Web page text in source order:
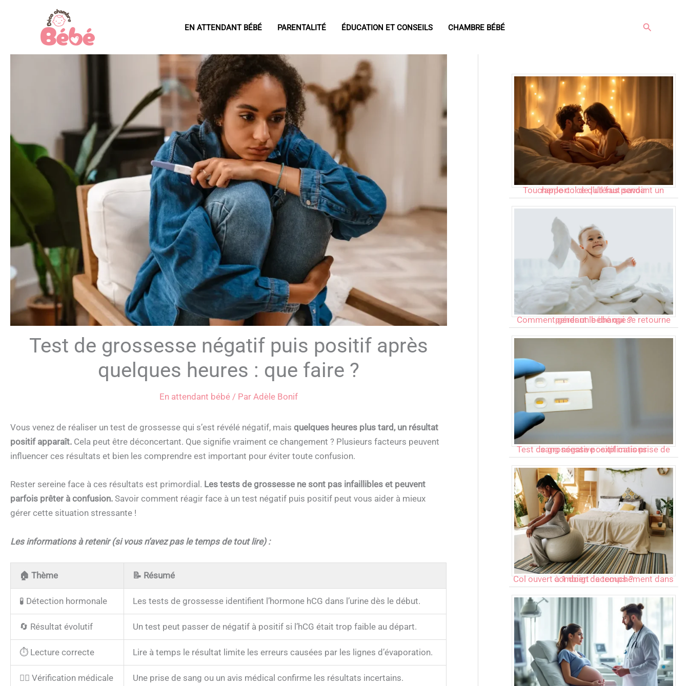
EN ATTENDANT BÉBÉ PARENTALITÉ ÉDUCATION ET CONSEILS CHAMBRE BÉBÉ Rechercher
Test de grossesse négatif puis positif après
quelques heures : que faire ?
En attendant bébé/ Par Adèle Bonif
Vous venez de réaliser un test de grossesse qui s’est révélé négatif, mais quelques heures plus tard, un résultat
positif apparaît. Cela peut être déconcertant. Que signifie vraiment ce changement ? Plusieurs facteurs peuvent
influencer ces résultats et bien les comprendre est important pour éviter toute confusion.
Rester sereine face à ces résultats est primordial. Les tests de grossesse ne sont pas infaillibles et peuvent
parfois prêter à confusion. Savoir comment réagir face à un test négatif puis positif peut vous aider à mieux
gérer cette situation stressante !
Les informations à retenir (si vous n’avez pas le temps de tout lire) :
🏠 Thème 📝 Résumé
🧪 Détection hormonale Les tests de grossesse identifient l’hormone hCG dans l’urine dès le début.
🔄 Résultat évolutif Un test peut passer de négatif à positif si l’hCG était trop faible au départ.
⏱️ Lecture correcte Lire à temps le résultat limite les erreurs causées par les lignes d’évaporation.
👩‍⚕️ Vérification médicale Une prise de sang ou un avis médical confirme les résultats incertains.
Toucher le col de l’utérus pendant un rapport : ce qu’il faut savoir
Comment gérer un bébé qui se retourne pendant le change ?
Test de grossesse positif mais prise de sang négative : explications
Col ouvert à 1 doigt : accouchement dans combien de temps ?